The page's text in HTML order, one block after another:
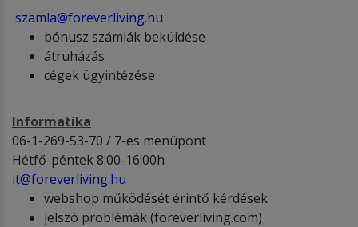
szamla@foreverliving.hu
bónusz számlák beküldése
átruházás
cégek ügyintézése
Informatika
06-1-269-53-70 / 7-es menüpont
Hétfő-péntek 8:00-16:00h
it@foreverliving.hu
webshop működését érintő kérdések
jelszó problémák (foreverliving.com)